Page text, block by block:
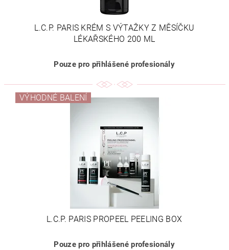
L.C.P. PARIS KRÉM S VÝTAŽKY Z MĚSÍČKU
LÉKAŘSKÉHO 200 ML
Pouze pro přihlášené profesionály
VÝHODNÉ BALENÍ
L.C.P. PARIS PROPEEL PEELING BOX
Pouze pro přihlášené profesionály